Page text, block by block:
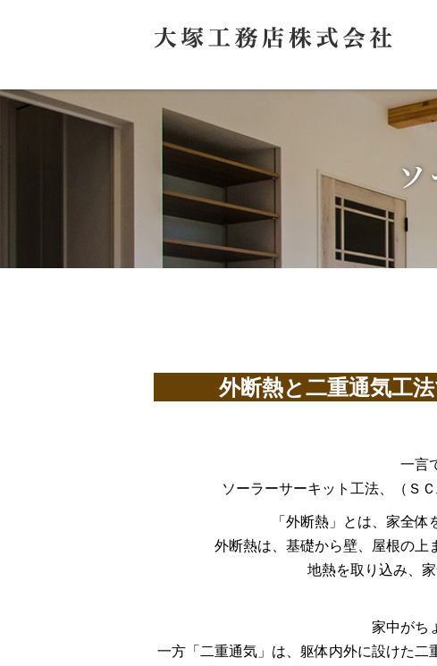
外断熱と二重通気工
一言
ソーラーサーキット工法、（Ｓ
「外断熱」とは、家全
外断熱は、基礎から壁、屋根の上
地熱を取り込み、
家中がち
一方「二重通気」は、躯体内外に設けた